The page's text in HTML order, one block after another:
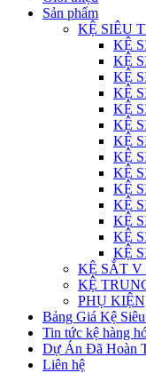
Sản phẩm
KỆ SIÊU
KỆ
KỆ
KỆ
KỆ
KỆ
KỆ
KỆ
KỆ
KỆ
KỆ
KỆ
KỆ
KỆ
KỆ
KỆ SẮT V
KỆ
PHỤ
Bảng Giá Kệ
Tin tức kệ hàng
Dự Án Đã Hoàn
Liên hệ